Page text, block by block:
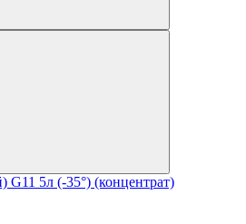
5л (-35°) (концентрат)